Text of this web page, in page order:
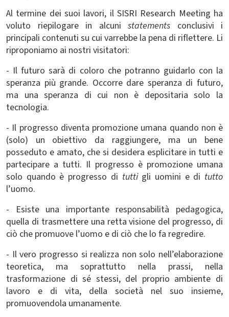
Al termine dei suoi lavori, il SISRI Research Meeting ha
voluto riepilogare in alcuni statements conclusivi i
principali contenuti su cui varrebbe la pena di riflettere. Li
riproponiamo ai nostri visitatori:
- Il futuro sarà di coloro che potranno guidarlo con la
speranza più grande. Occorre dare speranza di futuro,
ma una speranza di cui non è depositaria solo la
tecnologia.
- Il progresso diventa promozione umana quando non è
(solo) un obiettivo da raggiungere, ma un bene
posseduto e amato, che si desidera esplicitare in tutti e
partecipare a tutti. Il progresso è promozione umana
solo quando è progresso di tuttigli uomini e di tutto
l’uomo.
- Esiste una importante responsabilità pedagogica,
quella di trasmettere una retta visione del progresso, di
ciò che promuove l’uomo e di ciò che lo fa regredire.
- Il vero progresso si realizza non solo nell’elaborazione
teoretica, ma soprattutto nella prassi, nella
trasformazione di sé stessi, del proprio ambiente di
lavoro e di vita, della società nel suo insieme,
promuovendola umanamente.